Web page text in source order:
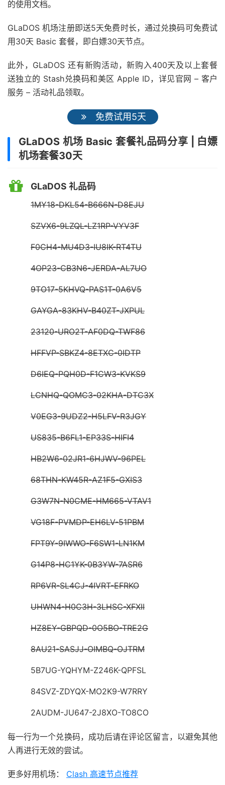
的使用文档。
GLaDOS 机场注册即送5天免费时长，通过兑换码可免费试
用30天 Basic 套餐，即白嫖30天节点。
此外，GLaDOS 还有新购活动，新购入400天及以上套餐
送独立的 Stash兑换码和美区 Apple ID，详见官网 – 客户
服务 – 活动礼品领取。
免费试用5天
GLaDOS 机场 Basic 套餐礼品码分享 | 白嫖
机场套餐30天
GLaDOS 礼品码
1MY18-DKL54-B666N-D8EJU
SZVX6-9LZQL-LZ1RP-VYV3F
F0CH4-MU4D3-IU8IK-RT4TU
4OP23-CB3N6-JERDA-AL7UO
9TO17-5KHVQ-PAS1T-0A6V5
GAYGA-83KHV-B40ZT-JXPUL
23120-URO2T-AF0DQ-TWF86
HFFVP-SBKZ4-8ETXC-0IDTP
D6IEQ-PQH0D-F1CW3-KVKS9
LCNHQ-QOMC3-02KHA-DTC3X
V0EG3-9UDZ2-H5LFV-R3JGY
US835-B6FL1-EP33S-HIFI4
HB2W6-02JR1-6HJWV-96PEL
68THN-KW45R-AZ1F5-GXIS3
G3W7N-N0CME-HM665-VTAV1
VG18F-PVMDP-EH6LV-51PBM
FPT9Y-9IWWO-F6SW1-LN1KM
G14P8-HC1YK-0B3YW-7ASR6
RP6VR-SL4CJ-4IVRT-EFRKO
UHWN4-H0C3H-3LHSC-XFXII
HZ8EY-GBPQD-0O5BO-TRE2G
8AU21-SASJJ-OIMBQ-OJTRM
5B7UG-YQHYM-Z246K-QPFSL
84SVZ-ZDYQX-MO2K9-W7RRY
2AUDM-JU647-2J8XO-TO8CO
每一行为一个兑换码，成功后请在评论区留言，以避免其他
人再进行无效的尝试。
更多好用机场： Clash 高速节点推荐